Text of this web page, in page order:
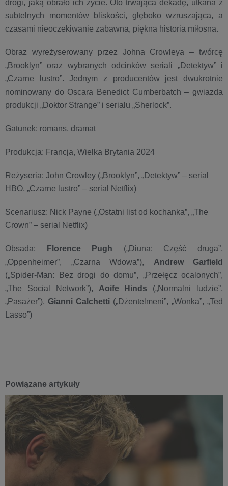
drogi, jaką obrało ich życie. Oto trwająca dekadę, utkana z
subtelnych momentów bliskości, głęboko wzruszająca, a
czasami nieoczekiwanie zabawna, piękna historia miłosna.
Obraz wyreżyserowany przez Johna Crowleya – twórcę
„Brooklyn” oraz wybranych odcinków seriali „Detektyw” i
„Czarne lustro”. Jednym z producentów jest dwukrotnie
nominowany do Oscara Benedict Cumberbatch – gwiazda
produkcji „Doktor Strange” i serialu „Sherlock”.
Gatunek: romans, dramat
Produkcja: Francja, Wielka Brytania 2024
Reżyseria: John Crowley („Brooklyn”, „Detektyw” – serial
HBO, „Czarne lustro” – serial Netflix)
Scenariusz: Nick Payne („Ostatni list od kochanka”, „The
Crown” – serial Netflix)
Obsada: Florence Pugh („Diuna: Część druga”,
„Oppenheimer”, „Czarna Wdowa”), Andrew Garfield
(„Spider-Man: Bez drogi do domu”, „Przełęcz ocalonych”,
„The Social Network”), Aoife Hinds („Normalni ludzie”,
„Pasażer”), Gianni Calchetti („Dżentelmeni”, „Wonka”, „Ted
Lasso”)
Powiązane artykuły